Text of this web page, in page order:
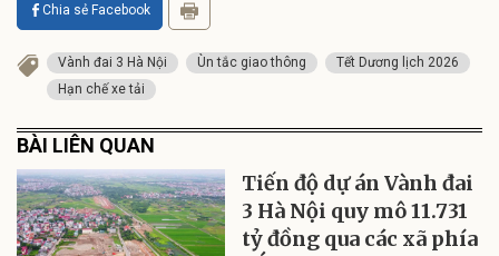
Chia sẻ Facebook
Vành đai 3 Hà Nội Ùn tắc giao thông
Tết Dương lịch 2026
Hạn chế xe tải
BÀI LIÊN QUAN
Tiến độ dự án Vành đai
3 Hà Nội quy mô 11.731
tỷ đồng qua các xã phía